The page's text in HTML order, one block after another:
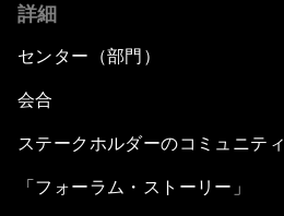
詳細
センター（部門）
会合
ステークホルダーのコミュニティ
「フォーラム・ストーリー」